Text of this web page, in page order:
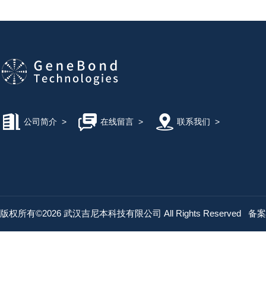
公司简介 > 在线留言> 联系我们 >
版权所有©2026 武汉吉尼本科技有限公司 All Rights Reserved 备